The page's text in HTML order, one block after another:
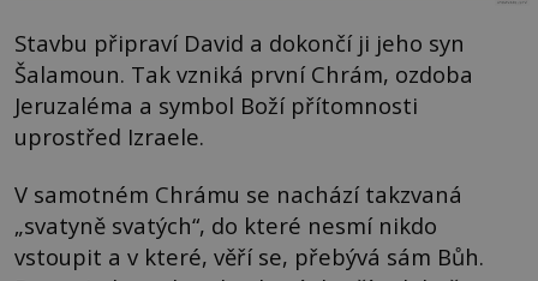
Stavbu připraví David a dokončí ji jeho syn
Šalamoun. Tak vzniká první Chrám, ozdoba
Jeruzaléma a symbol Boží přítomnosti
uprostřed Izraele.
V samotném Chrámu se nachází takzvaná
„svatyně svatých“, do které nesmí nikdo
vstoupit a v které, věří se, přebývá sám Bůh.